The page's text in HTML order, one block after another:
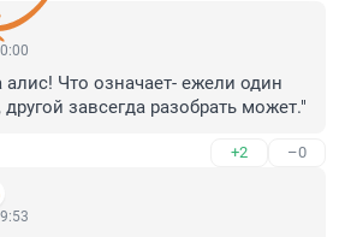
алис! Что означает- ежели один
завсегда разобрать может."
+2 –0